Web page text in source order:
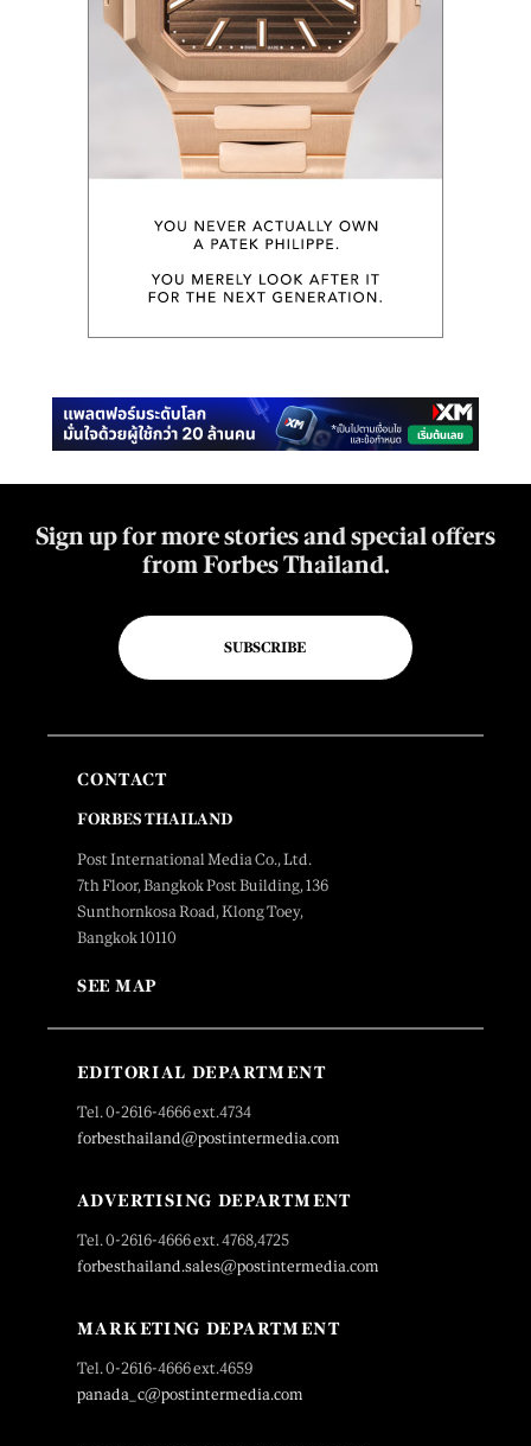
Sign up for more stories and special offers
from Forbes Thailand.
SUBSCRIBE
CONTACT
FORBES THAILAND
Post International Media Co., Ltd.
7th Floor, Bangkok Post Building, 136
Sunthornkosa Road, Klong Toey,
Bangkok 10110
SEE MAP
EDITORIAL DEPARTMENT
Tel. 0-2616-4666 ext.4734
forbesthailand@postintermedia.com
ADVERTISING DEPARTMENT
Tel. 0-2616-4666 ext. 4768,4725
forbesthailand.sales@postintermedia.com
MARKETING DEPARTMENT
Tel. 0-2616-4666 ext.4659
panada_c@postintermedia.com